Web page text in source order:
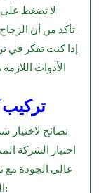
✔ لا تضغط على الزجاج بقوة أثناء التثبيت لتجنب الكسر.
✔ تأكد من أن الزجاج مناسب للبيئة (داخلي/خارجي) قبل التركيب.
إذا كنت تفكر في
الأدوات
تركيب
نصائح
اختيار الشركة
عالي الجودة مع
التي يجب مراعاتها عند الاختيار: